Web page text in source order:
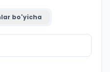
bo'yicha